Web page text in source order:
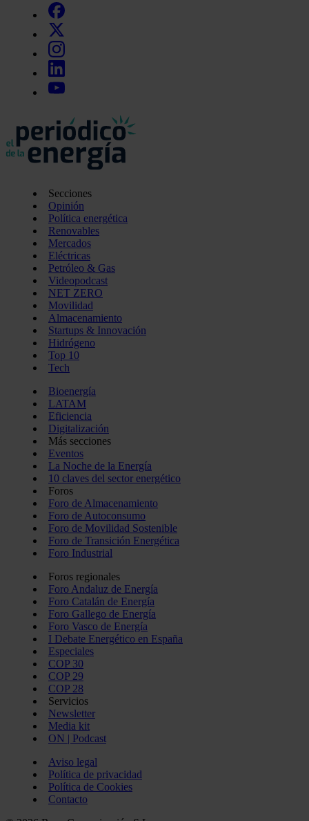
Secciones
Opinión
Política energética
Renovables
Mercados
Eléctricas
Petróleo & Gas
Videopodcast
NET ZERO
Movilidad
Almacenamiento
Startups & Innovación
Hidrógeno
Top 10
Tech
Bioenergía
LATAM
Eficiencia
Digitalización
Más secciones
Eventos
La Noche de la Energía
10 claves del sector energético
Foros
Foro de Almacenamiento
Foro de Autoconsumo
Foro de Movilidad Sostenible
Foro de Transición Energética
Foro Industrial
Foros regionales
Foro Andaluz de Energía
Foro Catalán de Energía
Foro Gallego de Energía
Foro Vasco de Energía
I Debate Energético en España
Especiales
COP 30
COP 29
COP 28
Servicios
Newsletter
Media kit
ON | Podcast
Aviso legal
Política de privacidad
Política de Cookies
Contacto